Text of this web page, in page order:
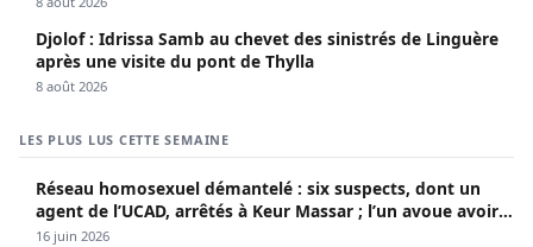
Djolof : Idrissa Samb au chevet des sinistrés de Linguère
après une visite du pont de Thylla
8 août 2026
LES PLUS LUS CETTE SEMAINE
Réseau homosexuel démantelé : six suspects, dont un
agent de l’UCAD, arrêtés à Keur Massar ; l’un avoue avoir
propagé le VIH depuis 2018
16 juin 2026